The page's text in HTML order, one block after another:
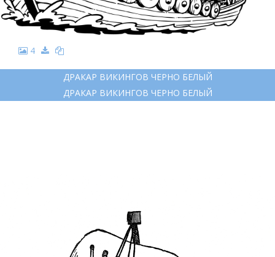
4
ДРАКАР ВИКИНГОВ ЧЕРНО БЕЛЫЙ
ДРАКАР ВИКИНГОВ ЧЕРНО БЕЛЫЙ